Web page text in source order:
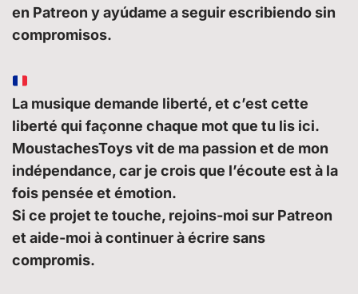
en Patreon y ayúdame a seguir escribiendo sin
compromisos.
La musique demande liberté, et c’est cette
liberté qui façonne chaque mot que tu lis ici.
MoustachesToys vit de ma passion et de mon
indépendance, car je crois que l’écoute est à la
fois pensée et émotion.
Si ce projet te touche, rejoins-moi sur Patreon
et aide-moi à continuer à écrire sans
compromis.